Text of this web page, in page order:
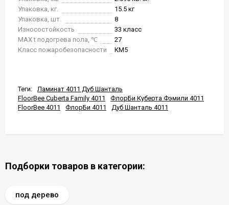
Упаковка, кг.
15.5 кг
Упаковка, шт.
8
Износостойкость
33 класс
MAX t подогрева пола, ℃
27
Класс пожаробезопасности
КМ5
Теги:
Ламинат 4011 Дуб Шанталь
FloorBee Cuberta Family 4011
ФлорБи Куберта Фэмили 4011
FloorBee 4011
ФлорБи 4011 Дуб Шанталь 4011
Подборки товаров в категории:
под дерево